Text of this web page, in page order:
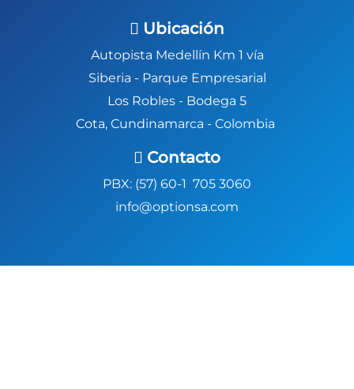
Ubicación
Autopista Medellín Km 1 vía
Siberia - Parque Empresarial
Los Robles - Bodega 5
Cota, Cundinamarca - Colombia
Contacto
PBX: (57) 60-1 705 3060
info@optionsa.com